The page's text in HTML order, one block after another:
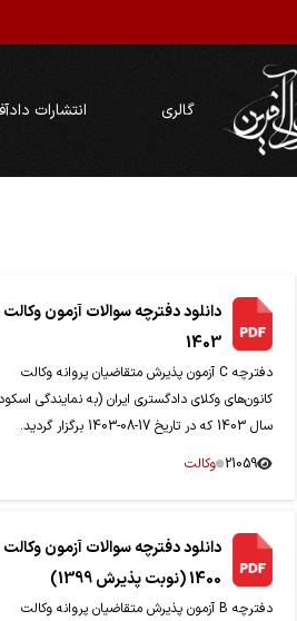
گالری انتشارات
دانلود دفترچه سوالات آزمون وکالت
1403
دفترچه C آزمون پذیرش متقاضیان پروانه وکالت
کانون‌های وکلای دادگستری ایران (به نمایندگی
سال 1403 که در تاریخ 17-08-1403 برگزار گردید.
21059 وکالت
دانلود دفترچه سوالات آزمون وکالت
1400 (نوبت پذیرش 1399)
دفترچه B آزمون پذیرش متقاضیان پروانه وکالت